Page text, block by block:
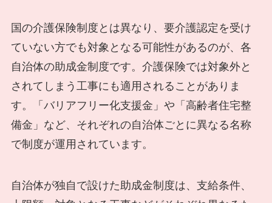
国の介護保険制度とは異なり、要介護認定を受け
ていない方でも対象となる可能性があるのが、各
自治体の助成金制度です。介護保険では対象外と
されてしまう工事にも適用されることがありま
す。「バリアフリー化支援金」や「高齢者住宅整
備金」など、それぞれの自治体ごとに異なる名称
で制度が運用されています。
自治体が独自で設けた助成金制度は、支給条件、